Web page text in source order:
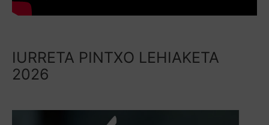
IURRETA PINTXO LEHIAKETA
2026